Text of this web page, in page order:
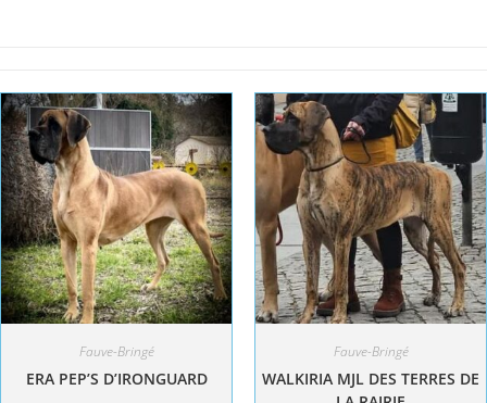
Fauve-Bringé
ERA PEP’S D’IRONGUARD
Fauve-Bringé
WALKIRIA MJL DES TERRES DE